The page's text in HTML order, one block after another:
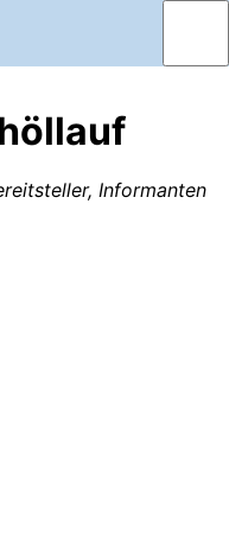
Informanten